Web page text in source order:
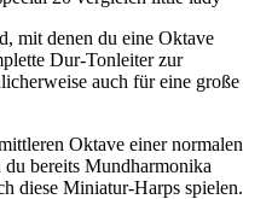
mit denen du eine Oktave
Dur-Tonleiter zur
auch für eine große
Oktave einer normalen
bereits Mundharmonika
diese Miniatur-Harps spielen.